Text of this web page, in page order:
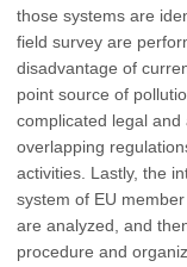
those systems are
field survey are
disadvantage of
point source of
complicated legal
overlapping
activities. Lastly, the
system of EU
are analyzed, and
procedure and